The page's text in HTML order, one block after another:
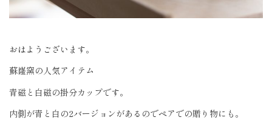
おはようございます。
蘇嶐窯の人気アイテム
青磁と白磁の掛分カップです。
内側が青と白の2バージョンがあるのでペアでの贈り物にも。